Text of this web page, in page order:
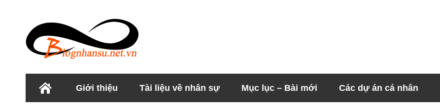
Giới thiệu Tài liệu về nhân sự Mục lục – Bài mới Các dự án cá nhân